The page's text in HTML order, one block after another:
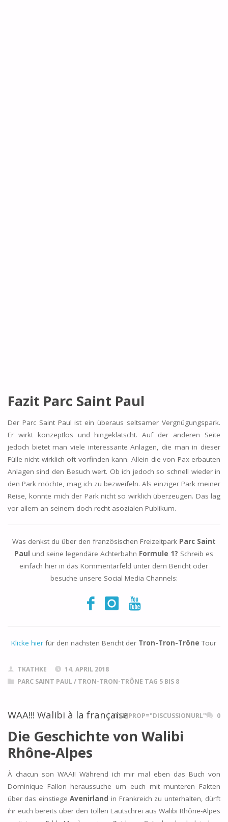
Fazit Parc Saint Paul
Der Parc Saint Paul ist ein überaus seltsamer Vergnügungspark.
Er wirkt konzeptlos und hingeklatscht. Auf der anderen Seite
jedoch bietet man viele interessante Anlagen, die man in dieser
Fülle nicht wirklich oft vorfinden kann. Allein die von Pax erbauten
Anlagen sind den Besuch wert. Ob ich jedoch so schnell wieder in
den Park möchte, mag ich zu bezweifeln. Als einziger Park meiner
Reise, konnte mich der Park nicht so wirklich überzeugen. Das lag
vor allem an seinem doch recht asozialen Publikum.
Was denkst du über den französischen FreizeitparkParc Saint
Paul und seine legendäre Achterbahn Formule 1? Schreib es
einfach hier in das Kommentarfeld unter dem Bericht oder
besuche unsere Social Media Channels:
Klicke hier für den nächsten Bericht der Tron-Tron-Trône Tour
TKATHKE
14. APRIL 2018
PARC SAINT PAUL/ TRON-TRON-TRÔNE TAG 5 BIS 8
WAA!!! Walibi à la françaiseITEMPROP="DISCUSSIONURL" 0
Die Geschichte von Walibi
Rhône-Alpes
À chacun son WAA!! Während ich mir mal eben das Buch von
Dominique Fallon heraussuche um euch mit munteren Fakten
über das einstiegeAvenirland in Frankreich zu unterhalten, dürft
ihr euch bereits über den tollen Lautschrei aus Walibi Rhône-Alpes